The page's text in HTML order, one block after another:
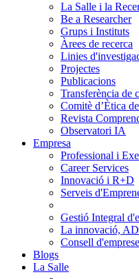
La Salle i la
Be a Researcher
Grups i Instituts
Àrees de recerca
Linies
Projectes
Publicacions
Transferència de
Comitè d’Ètica
Revista
Observatori IA
Empresa
Professional i
Career Services
Innovació i R+D
Serveis
Gestió Integral
La innovació,
Consell
Blogs
La Salle